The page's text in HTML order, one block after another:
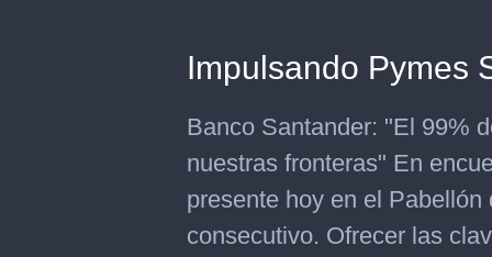
Impulsando Pymes
Banco Santander: "El 99%
nuestras fronteras" En
presente hoy en el
consecutivo. Ofrecer las